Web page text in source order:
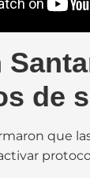
de
que